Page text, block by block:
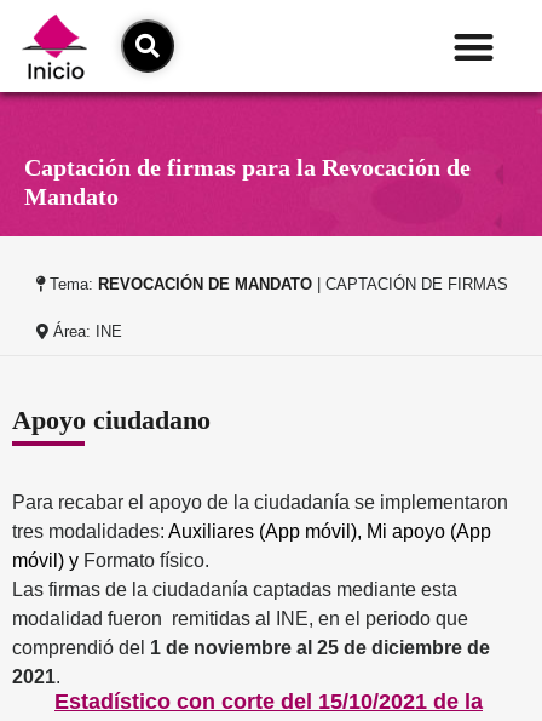
Captación de firmas para la Revocación de
Mandato
Tema: REVOCACIÓN DE MANDATO | CAPTACIÓN DE FIRMAS
Área: INE
Apoyo ciudadano
Para recabar el apoyo de la ciudadanía se implementaron
tres modalidades: Auxiliares (App móvil), Mi apoyo (App
móvil) y Formato físico.
Las firmas de la ciudadanía captadas mediante esta
modalidad fueron remitidas al INE, en el periodo que
comprendió del 1 de noviembre al 25 de diciembre de
2021.
Estadístico con corte del 15/10/2021 de la